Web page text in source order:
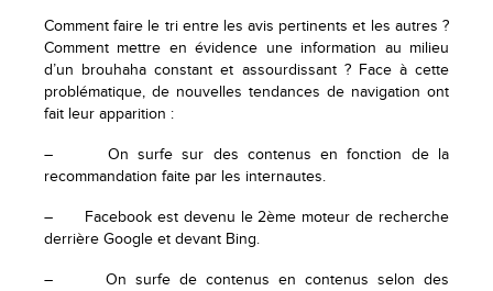
Comment faire le tri entre les avis pertinents et les autres ?
Comment mettre en évidence une information au milieu
d’un brouhaha constant et assourdissant ? Face à cette
problématique, de nouvelles tendances de navigation ont
fait leur apparition :
– On surfe sur des contenus en fonction de la
recommandation faite par les internautes.
– Facebook est devenu le 2ème moteur de recherche
derrière Google et devant Bing.
– On surfe de contenus en contenus selon des